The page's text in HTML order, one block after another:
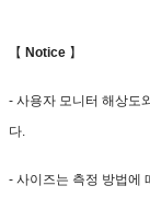
【 Notice 】
- 사용자 모니터 해상도
다.
- 사이즈는 측정 방법에